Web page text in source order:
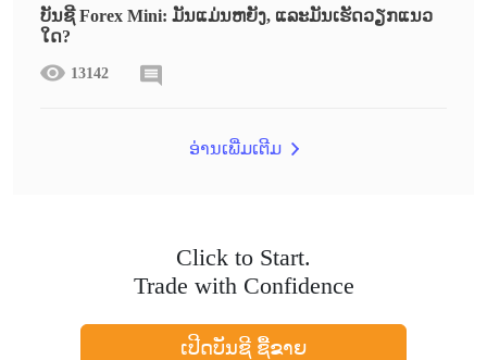
ບັນຊີ Forex Mini: ມັນແມ່ນຫຍັງ, ແລະມັນເຮັດວຽກແນວ
ໃດ?
13142
ອ່ານເພີ່ມເຕີມ
Click to Start.
Trade with Confidence
ເປີດບັນຊີ ຊື້ຂາຍ